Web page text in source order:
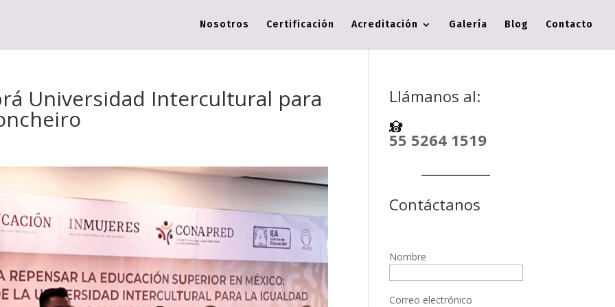
Nosotros Certificación Acreditación Galería Blog Contacto
Universidad Intercultural para Llámanos al:
55 5264 1519
Contáctanos
Nombre
Correo electrónico